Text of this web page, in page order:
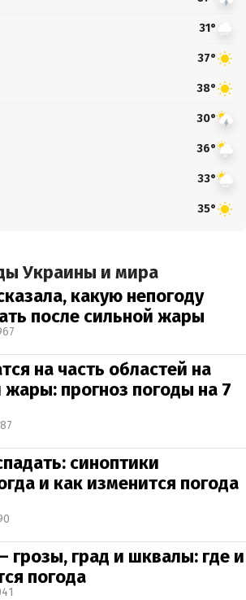
31°
37°
38°
30°
36°
33°
35°
Украины и мира
какую непогоду
после сильной жары
на часть областей на
прогноз погоды на 7
синоптики
и как изменится погода
грозы, град и шквалы: где и
погода